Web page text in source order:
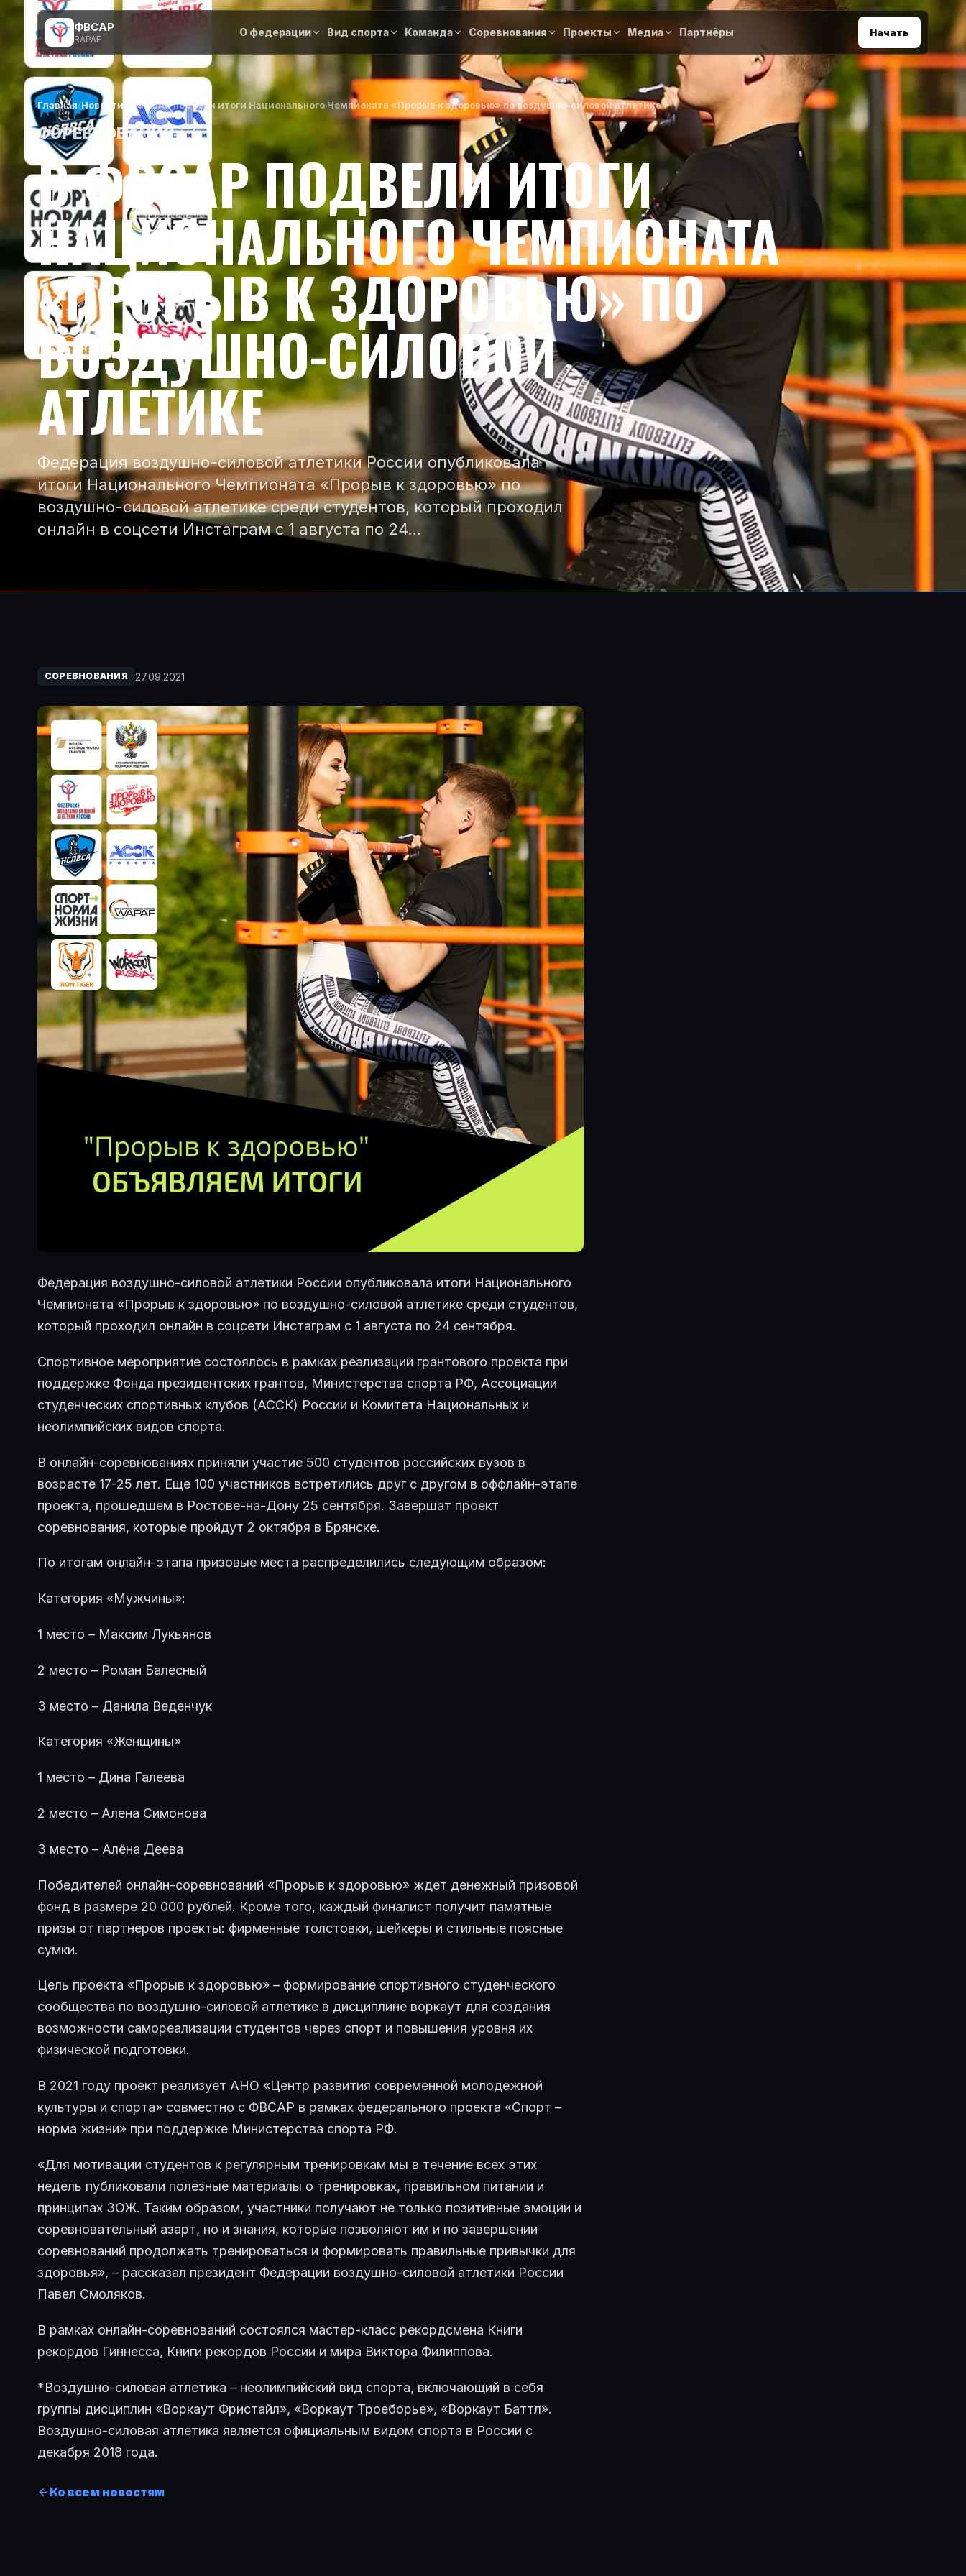
ФВСАР
RAPAF
О федерации Вид спорта Команда Соревнования Проекты Медиа Партнёры Начать
Главная/Новости В ФВСАР подвели итоги Национального Чемпионата «Прорыв к здоровью» по воздушно-силовой атлетике
СОРЕВНОВАНИЯ
В ФВСАР ПОДВЕЛИ ИТОГИ
НАЦИОНАЛЬНОГО ЧЕМПИОНАТА
«ПРОРЫВ К ЗДОРОВЬЮ» ПО
ВОЗДУШНО-СИЛОВОЙ
АТЛЕТИКЕ
Федерация воздушно-силовой атлетики России опубликовала
итоги Национального Чемпионата «Прорыв к здоровью» по
воздушно-силовой атлетике среди студентов, который проходил
онлайн в соцсети Инстаграм с 1 августа по 24…
СОРЕВНОВАНИЯ 27.09.2021
Федерация воздушно-силовой атлетики России опубликовала итоги Национального
Чемпионата «Прорыв к здоровью» по воздушно-силовой атлетике среди студентов,
который проходил онлайн в соцсети Инстаграм с 1 августа по 24 сентября.
Спортивное мероприятие состоялось в рамках реализации грантового проекта при
поддержке Фонда президентских грантов, Министерства спорта РФ, Ассоциации
студенческих спортивных клубов (АССК) России и Комитета Национальных и
неолимпийских видов спорта.
В онлайн-соревнованиях приняли участие 500 студентов российских вузов в
возрасте 17-25 лет. Еще 100 участников встретились друг с другом в оффлайн-этапе
проекта, прошедшем в Ростове-на-Дону 25 сентября. Завершат проект
соревнования, которые пройдут 2 октября в Брянске.
По итогам онлайн-этапа призовые места распределились следующим образом:
Категория «Мужчины»:
1 место – Максим Лукьянов
2 место – Роман Балесный
3 место – Данила Веденчук
Категория «Женщины»
1 место – Дина Галеева
2 место – Алена Симонова
3 место – Алёна Деева
Победителей онлайн-соревнований «Прорыв к здоровью» ждет денежный призовой
фонд в размере 20 000 рублей. Кроме того, каждый финалист получит памятные
призы от партнеров проекты: фирменные толстовки, шейкеры и стильные поясные
сумки.
Цель проекта «Прорыв к здоровью» – формирование спортивного студенческого
сообщества по воздушно-силовой атлетике в дисциплине воркаут для создания
возможности самореализации студентов через спорт и повышения уровня их
физической подготовки.
В 2021 году проект реализует АНО «Центр развития современной молодежной
культуры и спорта» совместно с ФВСАР в рамках федерального проекта «Спорт –
норма жизни» при поддержке Министерства спорта РФ.
«Для мотивации студентов к регулярным тренировкам мы в течение всех этих
недель публиковали полезные материалы о тренировках, правильном питании и
принципах ЗОЖ. Таким образом, участники получают не только позитивные эмоции и
соревновательный азарт, но и знания, которые позволяют им и по завершении
соревнований продолжать тренироваться и формировать правильные привычки для
здоровья», – рассказал президент Федерации воздушно-силовой атлетики России
Павел Смоляков.
В рамках онлайн-соревнований состоялся мастер-класс рекордсмена Книги
рекордов Гиннесса, Книги рекордов России и мира Виктора Филиппова.
*Воздушно-силовая атлетика – неолимпийский вид спорта, включающий в себя
группы дисциплин «Воркаут Фристайл», «Воркаут Троеборье», «Воркаут Баттл».
Воздушно-силовая атлетика является официальным видом спорта в России с
декабря 2018 года.
Ко всем новостям